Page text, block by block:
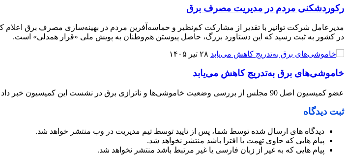
رکوردشکنی مردم در مدیریت مصرف برق
در کشور به ثبت رسید که این دستاورد بزرگ، حاصل پیوستن هم‌وطنان به پویش ملی «قرار همدلی» است.
۲۸ تیر ۱۴۰۵
خاموشی‌های برق به‌تدریج کاهش می‌یابد
عضو کمیسیون اصل 90 مجلس از بررسی وضعیت خاموشی‌ها و ناترازی برق در نشست این کمیسیون خبر داد و گفت: بر اساس توضیحات مسئولان وزارت نیرو، خاموشی‌های برق به‌تدریج کاهش می‌یابد.
ثبت دیدگاه
دیدگاه های ارسال شده توسط شما، پس از تایید توسط تیم مدیریت در وب منتشر خواهد شد.
پیام هایی که حاوی تهمت یا افترا باشد منتشر نخواهد شد.
پیام هایی که به غیر از زبان فارسی یا غیر مرتبط باشد منتشر نخواهد شد.